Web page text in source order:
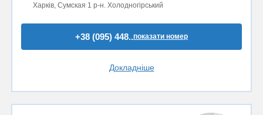
Харків, Сумская 1 р-н. Холодногірський
+38 (095) 448..показати номер
Докладніше